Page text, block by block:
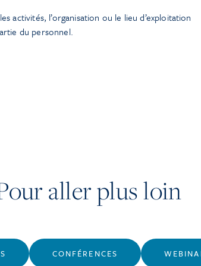
activités, l’organisation ou le lieu d’exploitation
du personnel.
aller plus loin
CONFÉRENCES